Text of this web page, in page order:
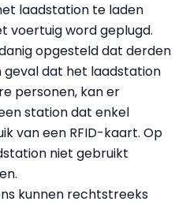
laadstation te laden
voertuig word geplugd.
opgesteld dat derden
geval dat het laadstation
personen, kan er
station dat enkel
van een RFID-kaart. Op
niet gebruikt
kunnen rechtstreeks